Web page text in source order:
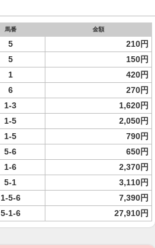
馬番 金額
5 210円
5
150円
1
420円
6
270円
1-3
1,620円
1-5 2,050円
1-5
790円
5-6
650円
1-6
2,370円
5-1
3,110円
1-5-6
7,390円
5-1-6 27,910円